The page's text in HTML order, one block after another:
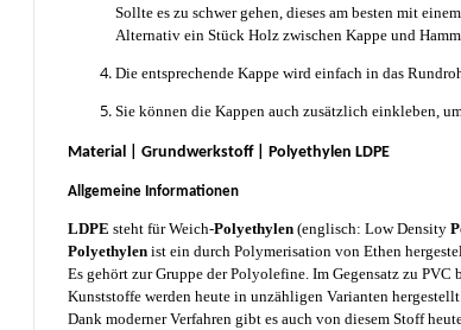
Sollte es zu schwer gehen, dieses am besten mit einem
Alternativ ein Stück Holz zwischen Kappe und
Die entsprechende Kappe wird einfach in das
Sie können die Kappen auch zusätzlich einkleben,
Material | Grundwerkstoff | Polyethylen LDPE
Allgemeine Informationen
LDPE steht für Weich-Polyethylen (englisch: Low Density
Polyethylen ist ein durch Polymerisation von Ethen
Es gehört zur Gruppe der Polyolefine. Im Gegensatz zu PVC
Kunststoffe werden heute in unzähligen Varianten
Dank moderner Verfahren gibt es auch von diesem Stoff